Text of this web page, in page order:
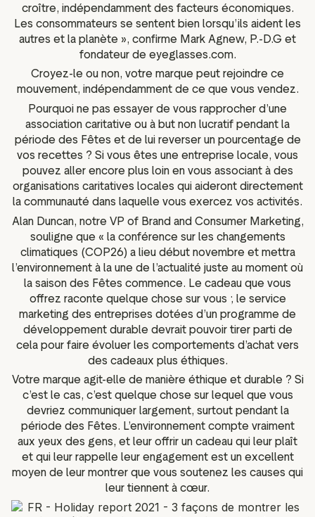
croître, indépendamment des facteurs économiques.
Les consommateurs se sentent bien lorsqu’ils aident les
autres et la planète », confirme Mark Agnew, P.-D.G et
fondateur de eyeglasses.com.
Croyez-le ou non, votre marque peut rejoindre ce
mouvement, indépendamment de ce que vous vendez.
Pourquoi ne pas essayer de vous rapprocher d’une
association caritative ou à but non lucratif pendant la
période des Fêtes et de lui reverser un pourcentage de
vos recettes ? Si vous êtes une entreprise locale, vous
pouvez aller encore plus loin en vous associant à des
organisations caritatives locales qui aideront directement
la communauté dans laquelle vous exercez vos activités.
Alan Duncan, notre VP of Brand and Consumer Marketing,
souligne que « la conférence sur les changements
climatiques (COP26) a lieu début novembre et mettra
l’environnement à la une de l’actualité juste au moment où
la saison des Fêtes commence. Le cadeau que vous
offrez raconte quelque chose sur vous ; le service
marketing des entreprises dotées d’un programme de
développement durable devrait pouvoir tirer parti de
cela pour faire évoluer les comportements d’achat vers
des cadeaux plus éthiques.
Votre marque agit-elle de manière éthique et durable ? Si
c’est le cas, c’est quelque chose sur lequel que vous
devriez communiquer largement, surtout pendant la
période des Fêtes. L’environnement compte vraiment
aux yeux des gens, et leur offrir un cadeau qui leur plaît
et qui leur rappelle leur engagement est un excellent
moyen de leur montrer que vous soutenez les causes qui
leur tiennent à cœur.